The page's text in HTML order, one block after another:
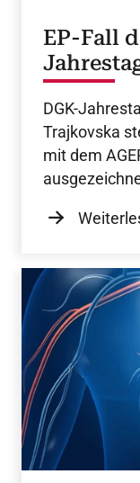
EP-Fall
DGK-
Trajkovska
mit dem